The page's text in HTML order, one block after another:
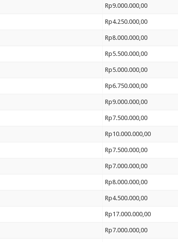
Rp9.000.000,00
Rp4.250.000,00
Rp8.000.000,00
Rp5.500.000,00
Rp5.000.000,00
Rp6.750.000,00
Rp9.000.000,00
Rp7.500.000,00
Rp10.000.000,00
Rp7.500.000,00
Rp7.000.000,00
Rp8.000.000,00
Rp4.500.000,00
Rp17.000.000,00
Rp7.000.000,00